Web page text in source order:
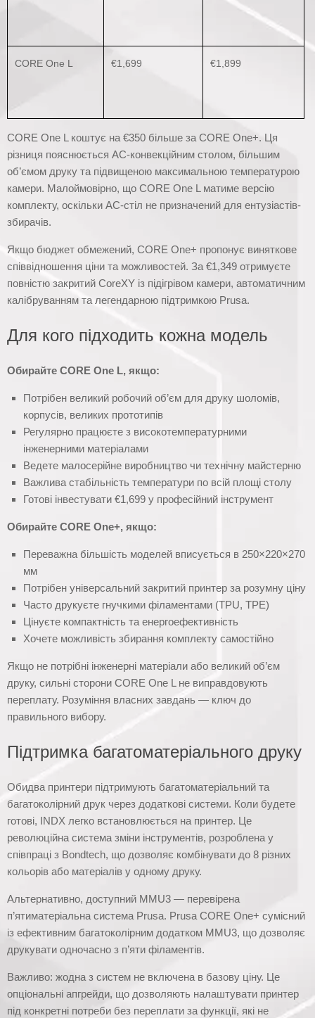
CORE One L €1,699 €1,899
CORE One L коштує на €350 більше за CORE One+. Ця
різниця пояснюється AC-конвекційним столом, більшим
об’ємом друку та підвищеною максимальною температурою
камери. Малоймовірно, що CORE One L матиме версію
комплекту, оскільки AC-стіл не призначений для ентузіастів-
збирачів.
Якщо бюджет обмежений, CORE One+ пропонує виняткове
співвідношення ціни та можливостей. За €1,349 отримуєте
повністю закритий CoreXY із підігрівом камери, автоматичним
калібруванням та легендарною підтримкою Prusa.
Для кого підходить кожна модель
Обирайте CORE One L, якщо:
Потрібен великий робочий об’єм для друку шоломів,
корпусів, великих прототипів
Регулярно працюєте з високотемпературними
інженерними матеріалами
Ведете малосерійне виробництво чи технічну майстерню
Важлива стабільність температури по всій площі столу
Готові інвестувати €1,699 у професійний інструмент
Обирайте CORE One+, якщо:
Переважна більшість моделей вписується в 250×220×270
мм
Потрібен універсальний закритий принтер за розумну ціну
Часто друкуєте гнучкими філаментами (TPU, TPE)
Цінуєте компактність та енергоефективність
Хочете можливість збирання комплекту самостійно
Якщо не потрібні інженерні матеріали або великий об’єм
друку, сильні сторони CORE One L не виправдовують
переплату. Розуміння власних завдань — ключ до
правильного вибору.
Підтримка багатоматеріального друку
Обидва принтери підтримують багатоматеріальний та
багатоколірний друк через додаткові системи. Коли будете
готові, INDX легко встановлюється на принтер. Це
революційна система зміни інструментів, розроблена у
співпраці з Bondtech, що дозволяє комбінувати до 8 різних
кольорів або матеріалів у одному друку.
Альтернативно, доступний MMU3 — перевірена
п’ятиматеріальна система Prusa. Prusa CORE One+ сумісний
із ефективним багатоколірним додатком MMU3, що дозволяє
друкувати одночасно з п’яти філаментів.
Важливо: жодна з систем не включена в базову ціну. Це
опціональні апгрейди, що дозволяють налаштувати принтер
під конкретні потреби без переплати за функції, які не